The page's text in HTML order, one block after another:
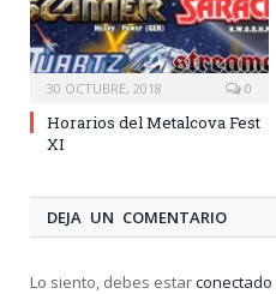
30 OCTUBRE, 2018 0
Horarios del Metalcova Fest
XI
DEJA UN COMENTARIO
Lo siento, debes estarconectado